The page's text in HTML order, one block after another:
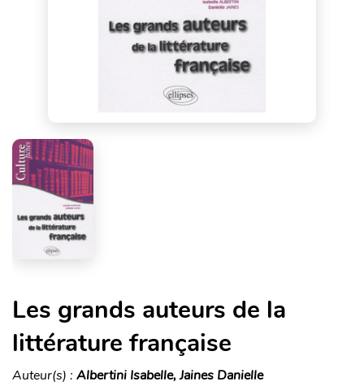
Les grands auteurs de la
littérature française
Auteur(s) : Albertini Isabelle, Jaines Danielle